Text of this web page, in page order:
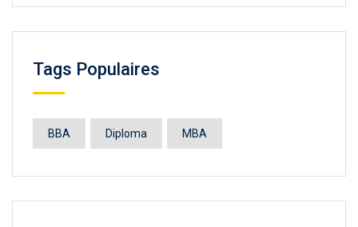
Tags Populaires
BBA Diploma MBA